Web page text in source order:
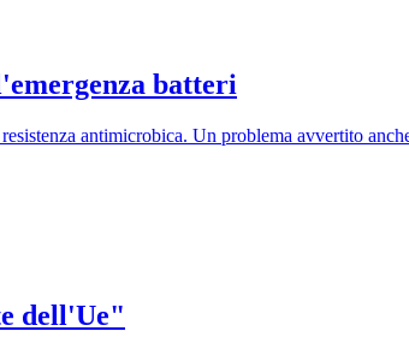
batteri
antimicrobica. Un problema avvertito
dell'Ue"